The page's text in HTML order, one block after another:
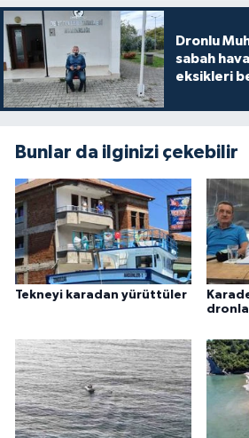
Dronlu
sabah
eksikleri
Bunlar da ilginizi çekebilir
Tekneyi karadan yürüttüler